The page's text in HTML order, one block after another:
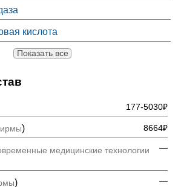
кислота
Показать все
177-5030₽
8664₽
)
—
медицинские технологии
—
)